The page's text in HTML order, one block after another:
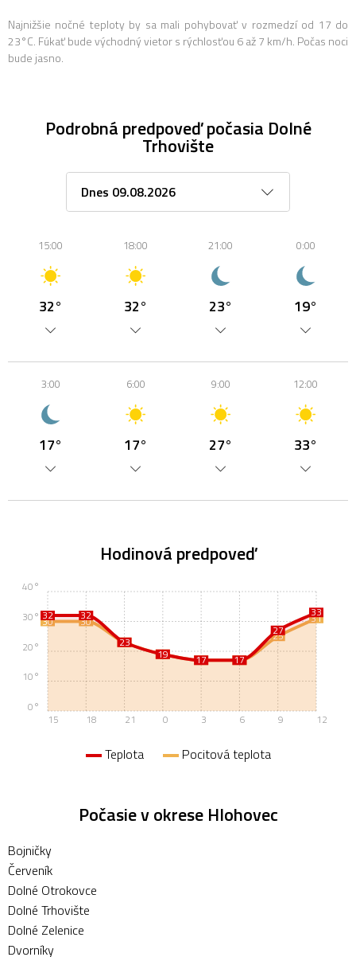
Najnižšie nočné teploty by sa mali pohybovať v rozmedzí od 17 do
23°C. Fúkať bude východný vietor s rýchlosťou 6 až 7 km/h. Počas noci
bude jasno.
Podrobná predpoveď počasia Dolné
Trhovište
15:00
32°
18:00
32°
21:00
23°
0:00
19°
3:00
17°
6:00
17°
9:00
27°
12:00
33°
Hodinová predpoveď
30
30
23
19 17 17
25
31
32
32
23
19 17 17
27
33
15 18 21 0 3 6 9 12
0°
10°
20°
30°
40°
Teplota Pocitová teplota
Počasie v okrese Hlohovec
Bojničky
Červeník
Dolné Otrokovce
Dolné Trhovište
Dolné Zelenice
Dvorníky